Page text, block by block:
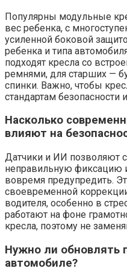
Популярны модульные
вес ребенка, с
усиленной боковой
ребенка и типа
подходят кресла со
ремнями, для старших —
спинки. Важно, чтобы
стандартам безопасности
Насколько
влияют на
Датчики и ИИ позволяют
неправильную фиксацию
вовремя предупредить.
своевременной
водителя, особенно в
работают на фоне
кресла, поэтому не
Нужно ли обновлять
автомобиле?